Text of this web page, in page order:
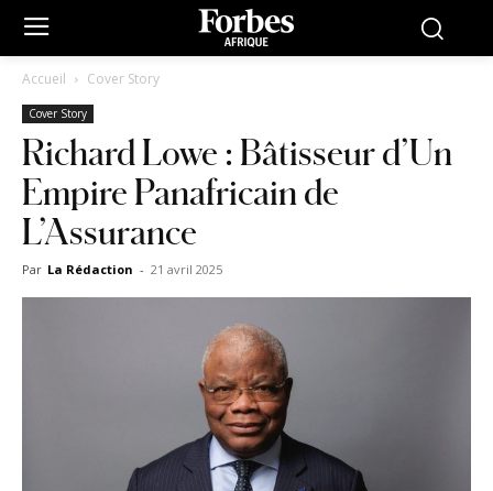
Accueil Cover Story
Cover Story
Richard Lowe : Bâtisseur d’Un
Empire Panafricain de
L’Assurance
Par La Rédaction - 21 avril 2025